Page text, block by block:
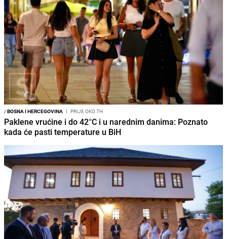
/BOSNA I HERCEGOVINA I PRIJE OKO 7H
Paklene vrućine i do 42°C i u narednim danima: Poznato
kada će pasti temperature u BiH